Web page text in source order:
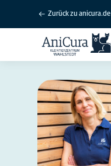
Zurück zu anicura.de